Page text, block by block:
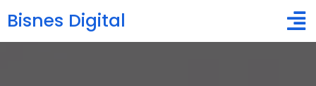
Bisnes Digital